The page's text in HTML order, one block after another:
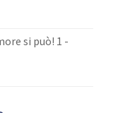
si può! 1 -